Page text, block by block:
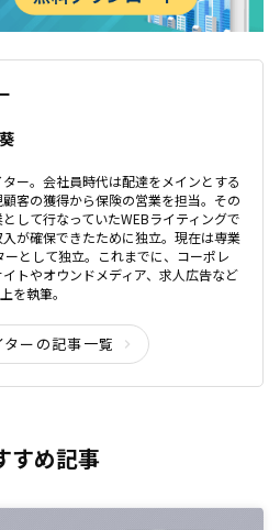
ー。会社員時代は配達をメインとする
客の獲得から保険の営業を担当。その
して行なっていたWEBライティングで
が確保できたために独立。現在は専業
ーとして独立。これまでに、コーポレ
トやオウンドメディア、求人広告など
を執筆。
ターの記事一覧
すめ記事